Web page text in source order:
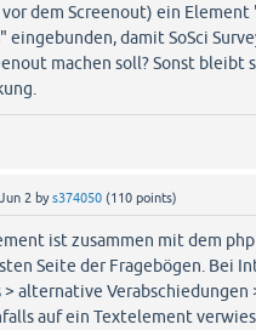
dem Screenout) ein Element
eingebunden, damit SoSci
machen soll? Sonst bleibt
Jun 2 bys374050 (110 points)
ist zusammen mit dem
Seite der Fragebögen. Bei
> alternative Verabschiedungen
auf ein Textelement